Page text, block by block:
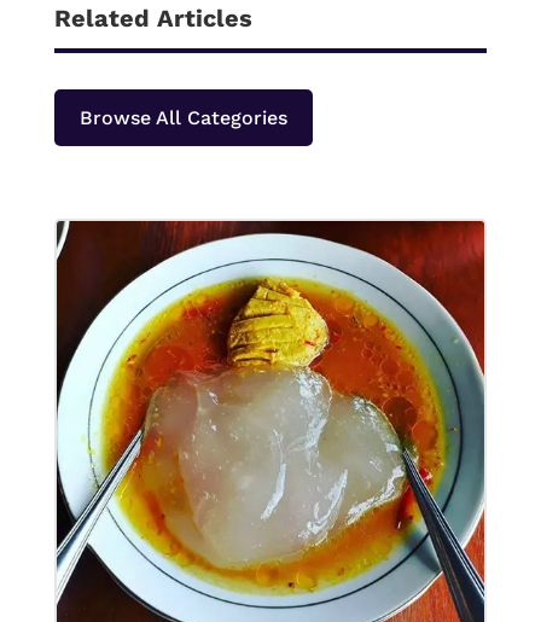
Related Articles
Browse All Categories